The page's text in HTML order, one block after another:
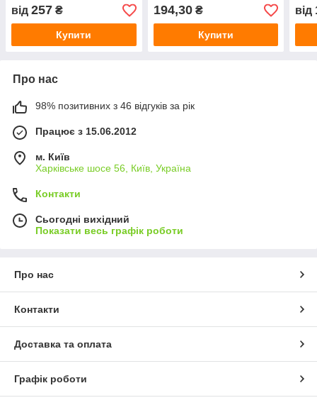
від 257 ₴
Купити
194,30₴
Купити
від
Про нас
98% позитивних з 46 відгуків за рік
Працює з 15.06.2012
м. Київ
Харківське шосе 56, Київ, Україна
Контакти
Сьогодні вихідний
Показати весь графік роботи
Про нас
Контакти
Доставка та оплата
Графік роботи